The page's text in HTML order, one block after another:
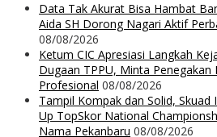
Data Tak Akurat Bisa Hambat
Aida SH Dorong Nagari Aktif
08/08/2026
Ketum CIC Apresiasi Langkah
Dugaan TPPU, Minta Penegakan
Profesional 08/08/2026
Tampil Kompak dan Solid, Skuad
Up TopSkor National
Nama Pekanbaru 08/08/2026